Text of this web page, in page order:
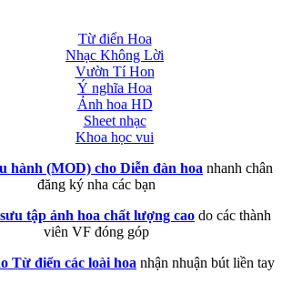
Từ điển Hoa
Nhạc Không Lời
Vườn Tí Hon
Ý nghĩa Hoa
Ảnh hoa HD
Sheet nhạc
Khoa học vui
hành (MOD) cho Diễn đàn hoa nhanh chân
đăng ký nha các bạn
tập ảnh hoa chất lượng cao do các thành
viên VF đóng góp
Từ điển các loài hoa nhận nhuận bút liền tay